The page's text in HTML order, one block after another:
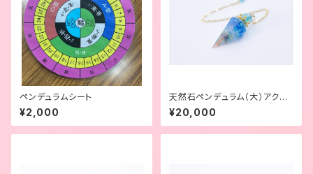
ペンデュラムシート
¥2,000
天然石ペンデュラム（大）アクア
オーラクォーツ
¥20,000